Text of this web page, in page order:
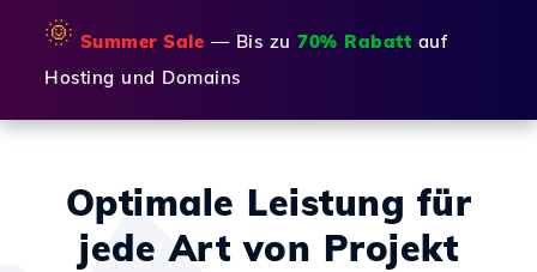
🌞 Summer Sale — Bis zu 70% Rabatt auf
Hosting und Domains
Optimale Leistung für
jede Art von Projekt